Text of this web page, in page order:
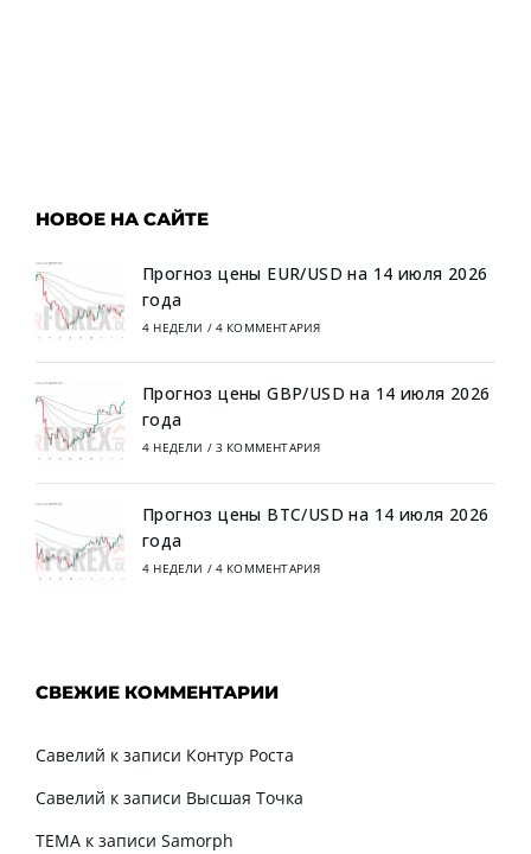
НОВОЕ НА САЙТЕ
Прогноз цены EUR/USD на 14 июля 2026
года
4 НЕДЕЛИ / 4 КОММЕНТАРИЯ
Прогноз цены GBP/USD на 14 июля 2026
года
4 НЕДЕЛИ / 3 КОММЕНТАРИЯ
Прогноз цены BTC/USD на 14 июля 2026
года
4 НЕДЕЛИ / 4 КОММЕНТАРИЯ
СВЕЖИЕ КОММЕНТАРИИ
Савелий к записи Контур Роста
Савелий к записи Высшая Точка
TEMA к записи Samorph